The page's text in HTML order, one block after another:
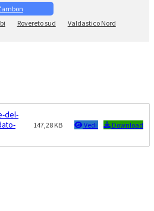
Rovereto sud Valdastico Nord
del-
147,28 KB Vedi Download